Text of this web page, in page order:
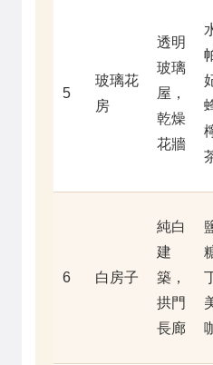
5
玻璃花
房
透明
玻璃
屋，
乾燥
花牆
6 白房子
純白
建
築，
拱門
長廊